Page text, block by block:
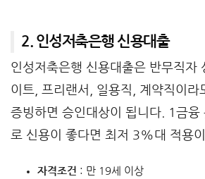
2. 인성저축은행 신용대출
인성저축은행 신용대출은 반무직자
이트, 프리랜서, 일용직, 계약직이라
증빙하면 승인대상이 됩니다. 1금융
로 신용이 좋다면 최저 3%대 적용
자격조건 : 만 19세 이상